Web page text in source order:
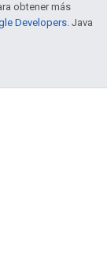
obtener más
Developers. Java